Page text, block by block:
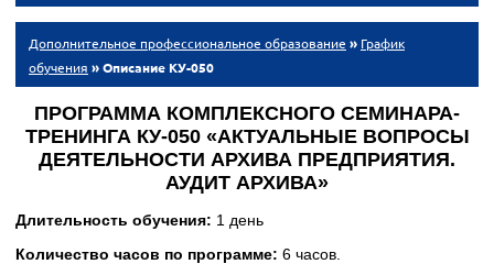
Дополнительное профессиональное образование » График
обучения » Описание КУ-050
ПРОГРАММА КОМПЛЕКСНОГО СЕМИНАРА-
ТРЕНИНГА КУ-050 «АКТУАЛЬНЫЕ ВОПРОСЫ
ДЕЯТЕЛЬНОСТИ АРХИВА ПРЕДПРИЯТИЯ.
АУДИТ АРХИВА»
Длительность обучения: 1 день
Количество часов по программе: 6 часов.